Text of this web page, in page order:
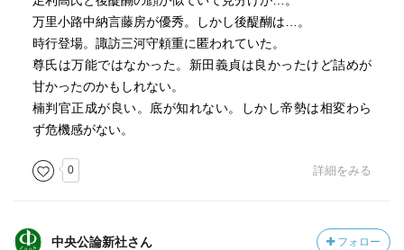
万里小路中納言藤房が優秀。しかし後醍醐は…。
時行登場。諏訪三河守頼重に匿われていた。
尊氏は万能ではなかった。新田義貞は良かったけど詰めが
甘かったのかもしれない。
楠判官正成が良い。底が知れない。しかし帝勢は相変わら
ず危機感がない。
0 詳細をみる
中央公論新社さん フォロー